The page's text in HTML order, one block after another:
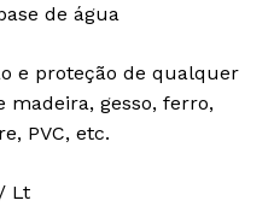
€
€
de água
e proteção de qualquer
gesso, ferro,
PVC, etc.
Lt